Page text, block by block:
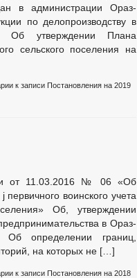
в администрации Ораз-
по делопроизводству в
Об утверждении Плана
сельского поселения на
к записи Постановления на 2019
от 11.03.2016 № 06 «Об
воинского учета
Об, утверждении
в Ораз-
определении границ,
на которых не […]
к записи Постановления на 2018